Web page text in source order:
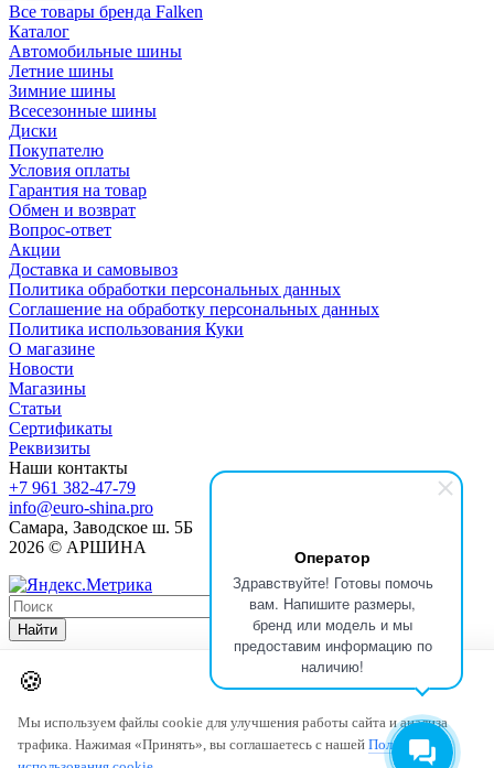
Оператор
Здравствуйте! Готовы помочь
вам. Напишите размеры,
бренд или модель и мы
предоставим информацию по
наличию!
Все товары бренда Falken
Каталог
Автомобильные шины
Летние шины
Зимние шины
Всесезонные шины
Диски
Покупателю
Условия оплаты
Гарантия на товар
Обмен и возврат
Вопрос-ответ
Акции
Доставка и самовывоз
Политика обработки персональных данных
Соглашение на обработку персональных данных
Политика использования Куки
О магазине
Новости
Магазины
Статьи
Сертификаты
Реквизиты
Наши контакты
+7 961 382-47-79
info@euro-shina.pro
Самара, Заводское ш. 5Б
2026 © АРШИНА
Найти
🍪
Мы используем файлы cookie для улучшения работы сайта и анализа
трафика. Нажимая «Принять», вы соглашаетесь с нашей Политикой